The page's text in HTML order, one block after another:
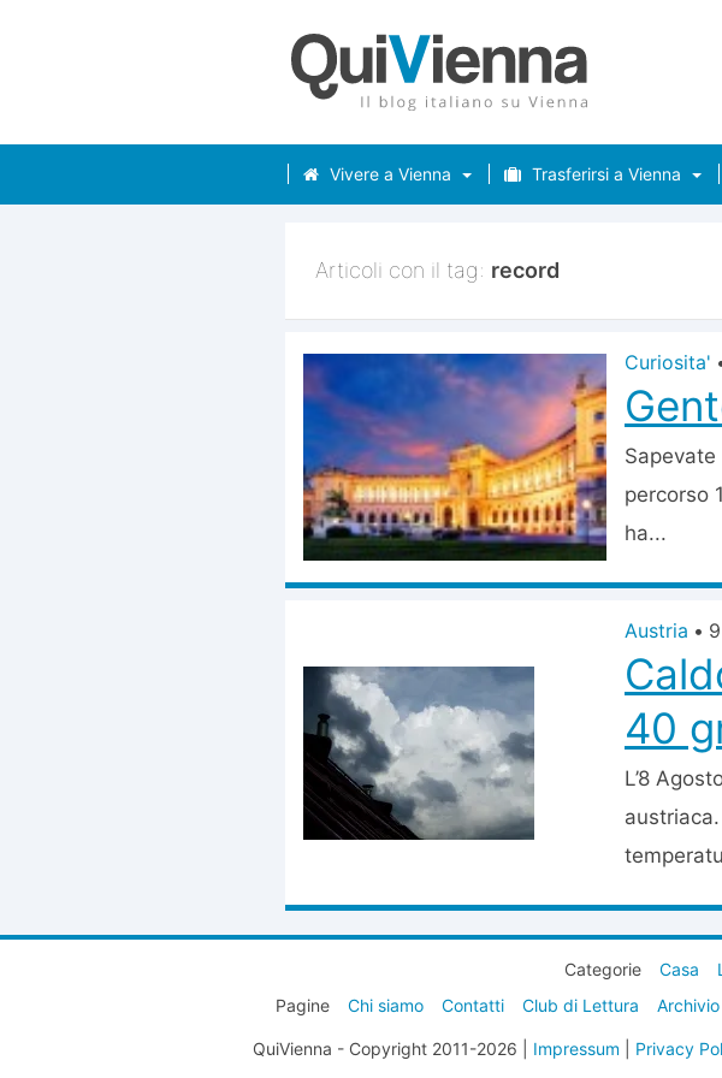
Vivere a Vienna Trasferirsi a Vienna
Articoli con il tag: record
Curiosita'
percorso
ha...
Austria •
40
L’8
Categorie Casa
Pagine
Chi siamo Contatti Club di Lettura Archivio
QuiVienna - Copyright 2011-2026 | Impressum Privacy